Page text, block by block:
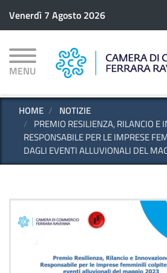
Venerdì 7 Agosto 2026
MENU
HOME
NOTIZIE
PREMIO RESILIENZA, RILANCIO E
RESPONSABILE PER LE IMPRESE
DAGLI EVENTI ALLUVIONALI DEL